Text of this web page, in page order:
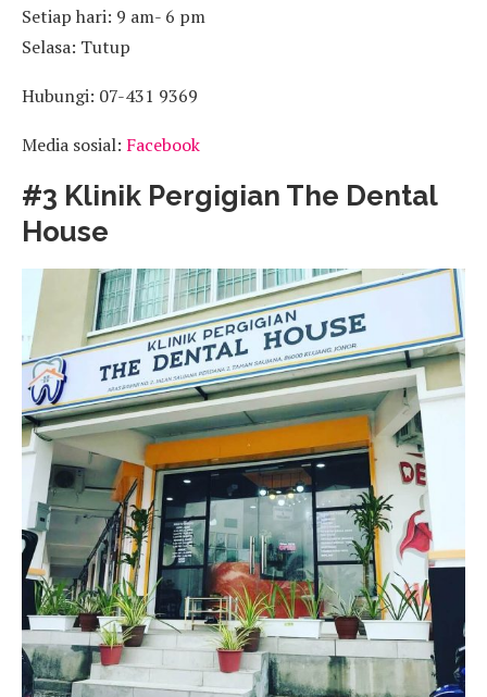
Setiap hari: 9 am- 6 pm
Selasa: Tutup
Hubungi: 07-431 9369
Media sosial: Facebook
#3 Klinik Pergigian The Dental
House